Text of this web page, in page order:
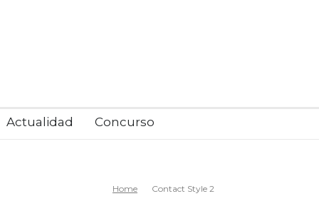
Actualidad Concurso
Home Contact Style 2